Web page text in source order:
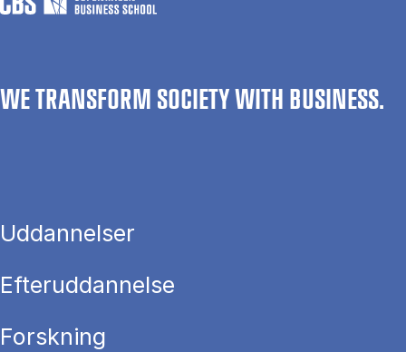
WE TRANSFORM SOCIETY WITH BUSINESS.
Uddannelser
Efteruddannelse
Forskning